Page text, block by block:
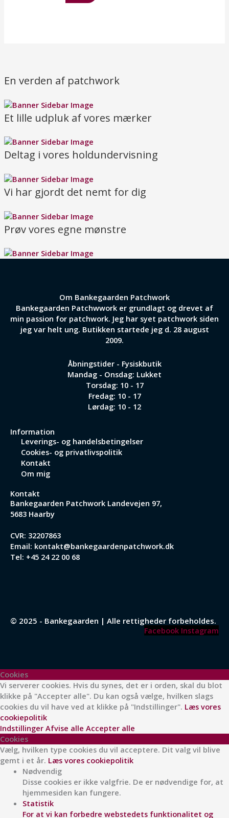
En verden af patchwork
Et lille udpluk af vores mærker
Deltag i vores holdundervisning
Vi har gjordt det nemt for dig
Prøv vores egne mønstre
Om Bankegaarden Patchwork
Bankegaarden Patchwwork er grundlagt og drevet af
min passion for patchwork. Jeg har syet patchwork siden
jeg var helt ung. Butikken startede jeg d. 28 august
2009.
Åbningstider - Fysiskbutik
Mandag - Onsdag: Lukket
Torsdag: 10 - 17
Fredag: 10 - 17
Lørdag: 10 - 12
Information
Leverings- og handelsbetingelser
Cookies- og privatlivspolitik
Kontakt
Om mig
Kontakt
Bankegaarden Patchwork Landevejen 97,
5683 Haarby
CVR: 32207863
Email: kontakt@bankegaardenpatchwork.dk
Tel: +45 24 22 00 68
© 2025 - Bankegaarden | Alle rettigheder forbeholdes.
Facebook Instagram
Cookies
Vi serverer cookies. Hvis du synes, det er i orden, skal du blot
klikke på "Accepter alle". Du kan også vælge, hvilken slags
cookies du vil have ved at klikke på "Indstillinger". Læs vores
cookiepolitik
Indstillinger Afvise alle Accepter alle
Cookies
Vælg, hvilken type cookies du vil acceptere. Dit valg vil blive
gemt i et år. Læs vores cookiepolitik
Nødvendig
Disse cookies er ikke valgfrie. De er nødvendige for, at
hjemmesiden kan fungere.
Statistik
For at vi kan forbedre webstedets funktionalitet og